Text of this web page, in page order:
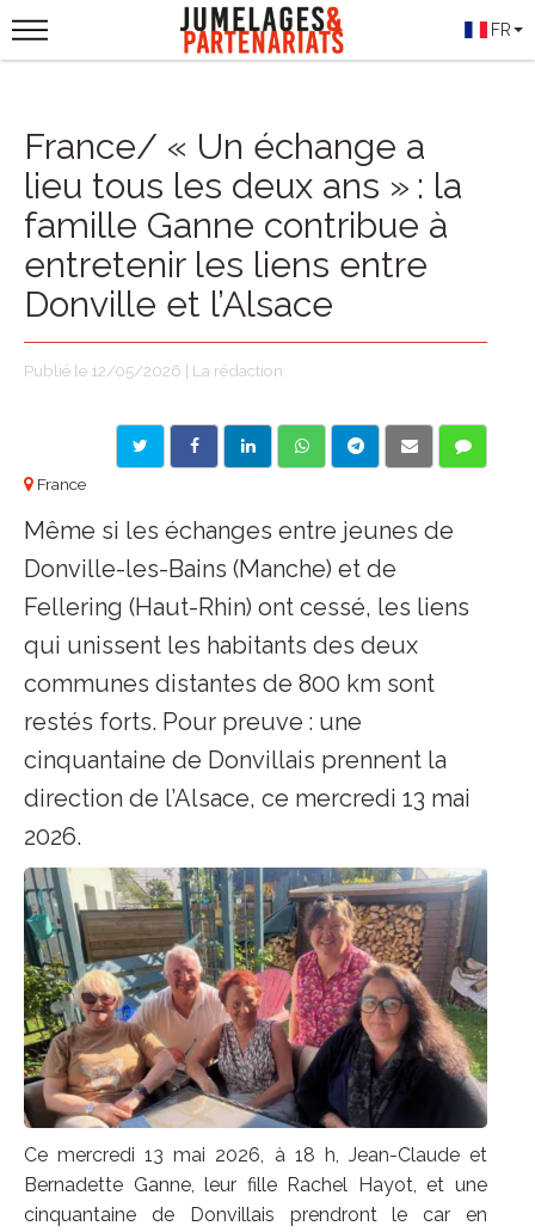
FR
France/ « Un échange a
lieu tous les deux ans » : la
famille Ganne contribue à
entretenir les liens entre
Donville et l’Alsace
Publié le 12/05/2026 | La rédaction
France
Même si les échanges entre jeunes de
Donville-les-Bains (Manche) et de
Fellering (Haut-Rhin) ont cessé, les liens
qui unissent les habitants des deux
communes distantes de 800 km sont
restés forts. Pour preuve : une
cinquantaine de Donvillais prennent la
direction de l’Alsace, ce mercredi 13 mai
2026.
Ce mercredi 13 mai 2026, à 18 h, Jean-Claude et
Bernadette Ganne, leur fille Rachel Hayot, et une
cinquantaine de Donvillais prendront le car en